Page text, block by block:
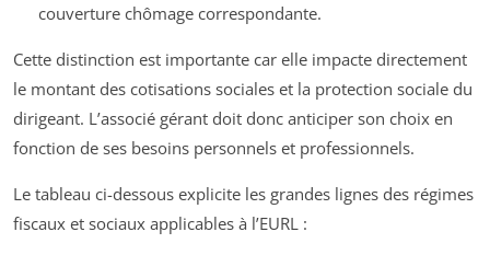
couverture chômage correspondante.
Cette distinction est importante car elle impacte directement
le montant des cotisations sociales et la protection sociale du
dirigeant. L’associé gérant doit donc anticiper son choix en
fonction de ses besoins personnels et professionnels.
Le tableau ci-dessous explicite les grandes lignes des régimes
fiscaux et sociaux applicables à l’EURL :